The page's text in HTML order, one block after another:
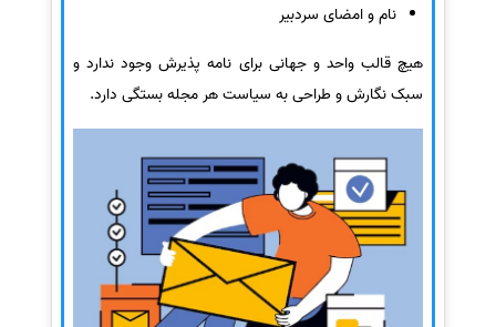
نام و امضای سردبیر
هیچ قالب واحد و جهانی برای نامه پذیرش وجود ندارد و
سبک نگارش و طراحی به سیاست هر مجله بستگی دارد.